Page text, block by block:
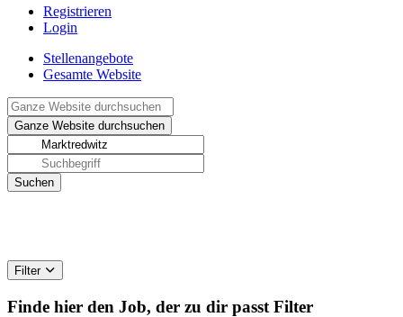
Registrieren
Login
Stellenangebote
Gesamte Website
Filter
Finde hier den Job, der zu dir passt Filter